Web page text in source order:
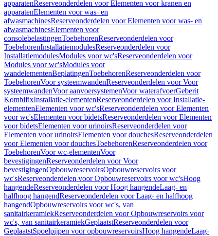
apparatenReserveonderdelen voor Elementen voor kranen en
apparatenElementen voor was- en
afwasmachinesReserveonderdelen voor Elementen voor was- en
afwasmachinesElementen voor
consolebelastingenToebehorenReserveonderdelen voor
ToebehorenInstallatiemodulesReserveonderdelen voor
InstallatiemodulesModules voor wc'sReserveonderdelen voor
Modules voor wc'sModules voor
wandelementenBeplatingenToebehorenReserveonderdelen voor
ToebehorenVoor systeemwandenReserveonderdelen voor Voor
systeemwandenVoor aanvoersystemenVoor waterafvoerGeberit
KombifixInstallatie-elementenReserveonderdelen voor Installatie-
elementenElementen voor wc'sReserveonderdelen voor Elementen
voor wc'sElementen voor bidetsReserveonderdelen voor Elementen
voor bidetsElementen voor urinoirsReserveonderdelen voor
Elementen voor urinoirsElementen voor douchesReserveonderdelen
voor Elementen voor douchesToebehorenReserveonderdelen voor
ToebehorenVoor wc-elementenVoor
bevestigingenReserveonderdelen voor Voor
bevestigingenOpbouwreservoirsOpbouwreservoirs voor
wc'sReserveonderdelen voor Opbouwreservoirs voor wc'sHoog
hangendeReserveonderdelen voor Hoog hangendeLaag- en
halfhoog hangendReserveonderdelen voor Laag- en halfhoog
hangendOpbouwreservoirs voor wc's, van
sanitairkeramiekReserveonderdelen voor Opbouwreservoirs voor
wc's, van sanitairkeramiekGeplaatstReserveonderdelen voor
GeplaatstSpoelpijpen voor opbouwreservoirsHoog hangendeLaag-